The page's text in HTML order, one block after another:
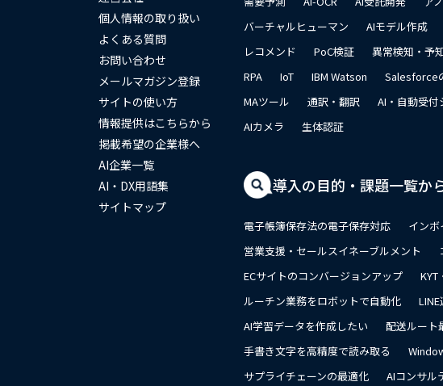
個人情報の取り扱い
よくある質問
お問い合わせ
メールマガジン登録
サイトの使い方
情報提供はこちらから
掲載希望の企業様へ
AI企業一覧
AI・DX用語集
サイトマップ
バーチャルヒューマン
AIモデル作成
レコメンド
PoC検証 異常検知・予
RPA
IoT IBM Watson Salesforce
MAツール
通訳・翻訳 AI・自動受付
AIカメラ
生体認証
導入の目的・課題一覧か
電子帳簿保存法の電子保存対応 イン
営業支援・セールスイネーブルメント
ECサイトのコンバージョンアップ
ルーチン業務をロボットで自動化
AI学習データを作成したい
配送ルート
手書き文字を高精度で読み取る
サプライチェーンの最適化
AIコンサル